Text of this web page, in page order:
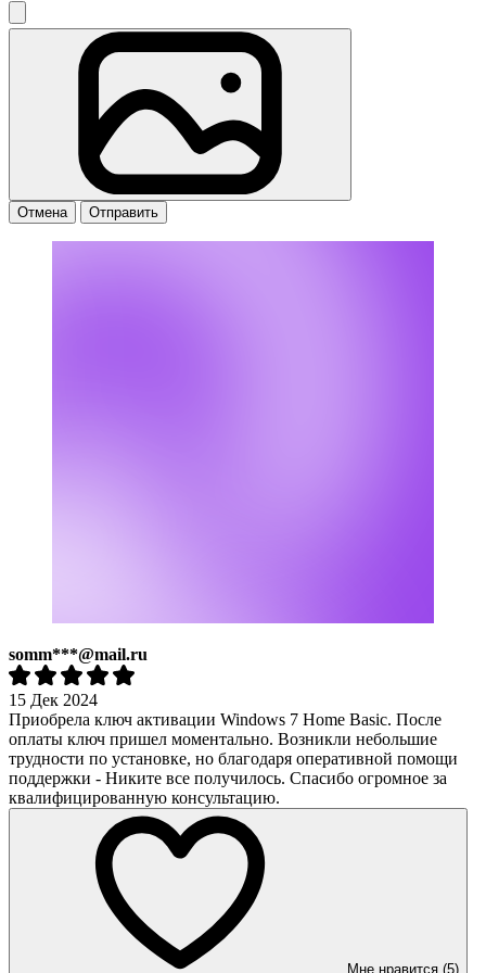
Отмена Отправить
somm***@mail.ru
15 Дек 2024
Приобрела ключ активации Windows 7 Home Basic. После
оплаты ключ пришел моментально. Возникли небольшие
трудности по установке, но благодаря оперативной помощи
поддержки - Никите все получилось. Спасибо огромное за
квалифицированную консультацию.
Мне нравится (5)